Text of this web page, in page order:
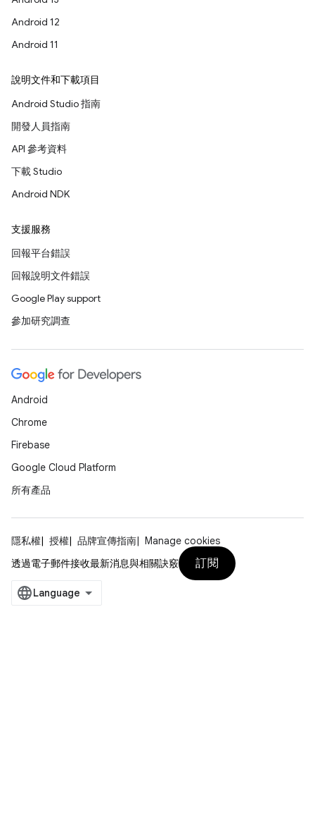
Android 12
Android 11
說明文件和下載項目
Android Studio 指南
開發人員指南
API 參考資料
下載 Studio
Android NDK
支援服務
回報平台錯誤
回報說明文件錯誤
Google Play support
參加研究調查
Android
Chrome
Firebase
Google Cloud Platform
所有產品
隱私權 授權 品牌宣傳指南
Manage cookies
透過電子郵件接收最新消息與相關訣竅
訂閱